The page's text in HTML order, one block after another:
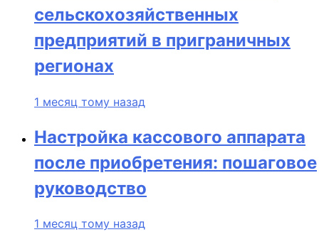
сельскохозяйственных
предприятий в приграничных
регионах
1 месяц тому назад
Настройка кассового аппарата
после приобретения: пошаговое
руководство
1 месяц тому назад